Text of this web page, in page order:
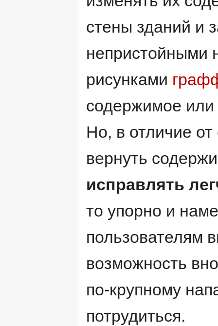
стены зданий и
непристойными
рисунками
содержимое или
Но, в отличие от
вернуть
исправлять
то упорно и
пользователям
возможность
по-крупному
потрудиться.